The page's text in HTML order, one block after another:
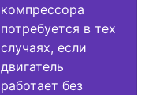
компрессора
потребуется в тех
случаях, если
двигатель
работает без